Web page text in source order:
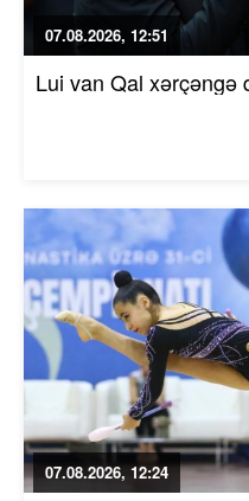
07.08.2026, 12:51
Lui van Qal xərçəngə
07.08.2026, 12:24